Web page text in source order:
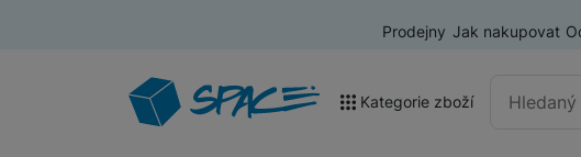
Prodejny Jak nakupovat
Kategorie zboží